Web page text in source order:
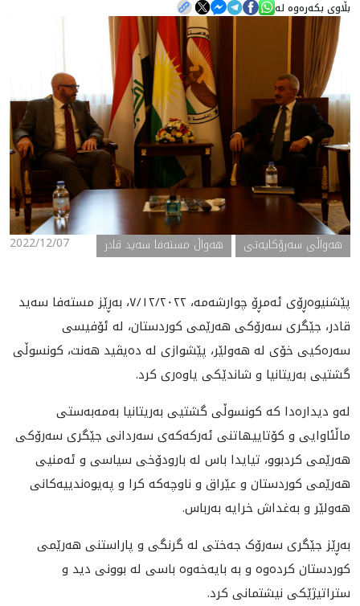
هه‌واڵ
گەلەری
بڵاوی بکەرەوە لە
2022/12/07 ھەواڵی سەرۆکایەتی هەواڵ مستەفا سەید قادر
پێشنیوەڕۆی ئەمڕۆ چوارشەمە، ٧/١٢/٢٠٢٢، بەڕێز مستەفا سەید
قادر، جێگری ‏سەرۆکی هەرێمی کوردستان، لە ئۆفیسی
سەرەکيی خۆی لە هەولێر، پێشوازی لە ‏دەیڤید هەنت، کونسوڵی
گشتيی بەریتانیا و شاندێكى یاوەری کرد. ‏
لەو دیدارەدا کە کونسوڵی گشتيی بەریتانیا بەمەبەستی
ماڵئاوایی و کۆتاییهاتنی ‏ئەرکەکەی سەردانی جێگری سەرۆکی
هەرێمی کردبوو، تيایدا باس لە بارودۆخی ‏سیاسی و ئەمنيی
هەرێمی کوردستان و عێراق و ناوچەکە کرا و پەیوەندییەکانی
‏هەولێر و بەغداش خرایە بەرباس. ‏
به‌ڕێز جێگری سەرۆک جەختی لە گرنگی و پاراستنی هەرێمی
کوردستان کردەوە و ‏بە بایەخەوە باسی لە بوونی دید و
ستراتیژێکی نیشتمانی کرد. ‏